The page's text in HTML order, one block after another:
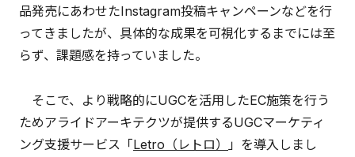
品発売にあわせたInstagram投稿キャンペーンなどを行
ってきましたが、具体的な成果を可視化するまでには至
らず、課題感を持っていました。
そこで、より戦略的にUGCを活用したEC施策を行う
ためアライドアーキテクツが提供するUGCマーケティ
ング支援サービス「Letro（レトロ）
」を導入しまし